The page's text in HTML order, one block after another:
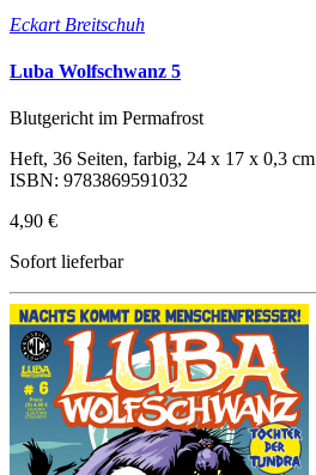
Eckart Breitschuh
Luba Wolfschwanz 5
Blutgericht im Permafrost
Heft, 36 Seiten, farbig, 24 x 17 x 0,3 cm
ISBN: 9783869591032
4,90 €
Sofort lieferbar